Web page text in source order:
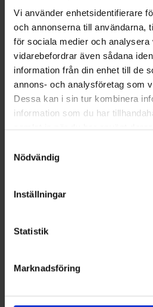
Vi använder enhetsidentifierare
och annonserna till användarna,
för sociala medier och analysera
vidarebefordrar även sådana
information från din enhet till de
annons- och analysföretag som
Dessa kan i sin tur kombinera
information som du har
samlat in när du har använt
Nödvändig
Inställningar
Statistik
Marknadsföring
High Mountain
1853
35 €
1